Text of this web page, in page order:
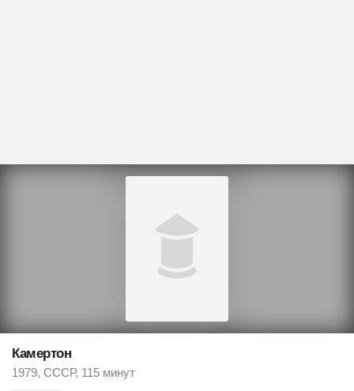
Камертон
1979, СССР, 115 минут